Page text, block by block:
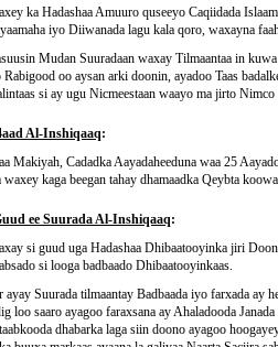
ka Hadashaa Amuuro quseeyo Caqiidada
iyo Diiwanada lagu kala qoro, waxayna
Mudan Suuradaan waxay Tilmaantaa in
oo aysan arki doonin, ayadoo Taas
si ay ugu Nicmeestaan waayo ma jirto
Al-Inshiqaaq:
Makiyah, Cadadka Aayadaheeduna waa 25
kaga beegan tahay dhamaadka Qeybta
ee Suurada Al-Inshiqaaq:
si guud uga Hadashaa Dhibaatooyinka jiri
si looga badbaado Dhibaatooyinkaas.
ayay Suurada tilmaantay Badbaada iyo farxada
loo saaro ayagoo faraxsana ay Ahaladooda
dhabarka laga siin doono ayagoo